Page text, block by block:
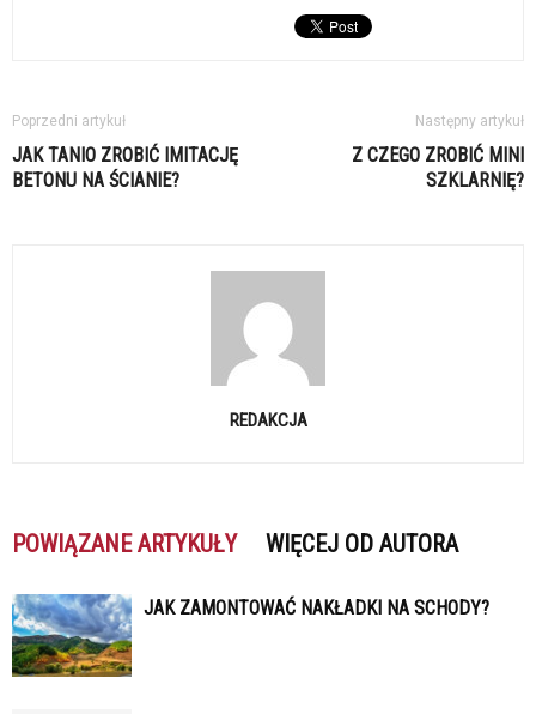
Poprzedni artykuł
JAK TANIO ZROBIĆ IMITACJĘ
BETONU NA ŚCIANIE?
Następny artykuł
Z CZEGO ZROBIĆ MINI
SZKLARNIĘ?
REDAKCJA
POWIĄZANE ARTYKUŁY WIĘCEJ OD AUTORA
JAK ZAMONTOWAĆ NAKŁADKI NA SCHODY?